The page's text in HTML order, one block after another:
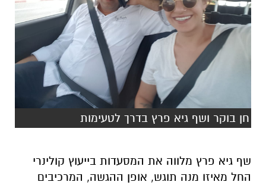
חן בוקר ושף גיא פרץ בדרך לטעימות
שף גיא פרץ מלווה את המסעדות בייעוץ קולינרי
החל מאיזו מנה תוגש, אופן ההגשה, המרכיבים